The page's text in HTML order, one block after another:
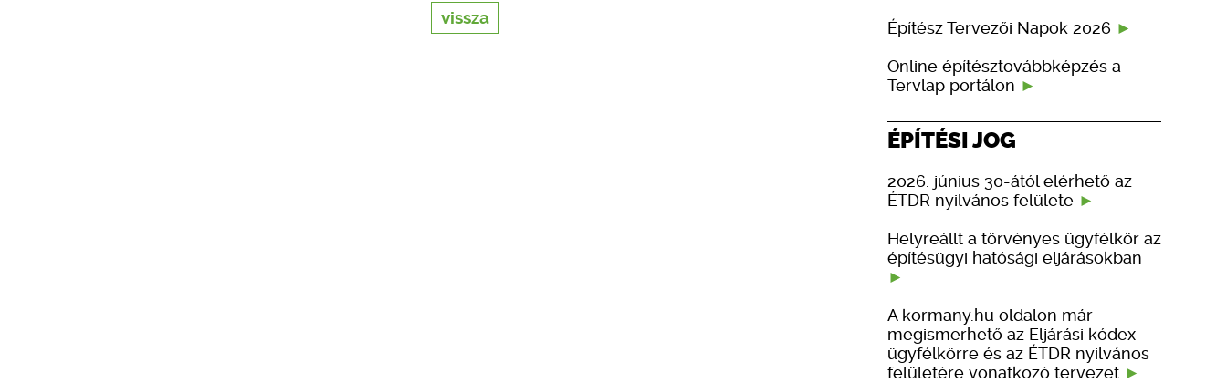
vissza
Építész Tervezői Napok 2026
Online építésztovábbképzés a
Tervlap portálon
ÉPÍTÉSI JOG
2026. június 30-ától elérhető az
ÉTDR nyilvános felülete
Helyreállt a törvényes ügyfélkör az
építésügyi hatósági eljárásokban
A kormany.hu oldalon már
megismerhető az Eljárási kódex
ügyfélkörre és az ÉTDR nyilvános
felületére vonatkozó tervezet